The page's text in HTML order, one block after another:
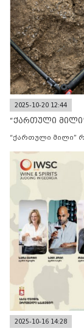
2025-10-20 12:44
“ქართული
“ქართული მილი”
2025-10-16 14:28